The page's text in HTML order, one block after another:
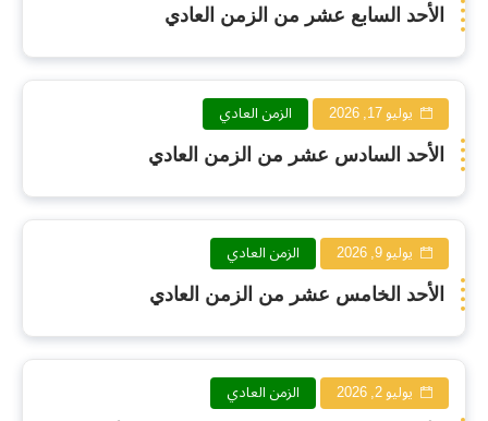
الأحد السابع عشر من الزمن العادي
يوليو 17, 2026 الزمن العادي
الأحد السادس عشر من الزمن العادي
يوليو 9, 2026 الزمن العادي
الأحد الخامس عشر من الزمن العادي
يوليو 2, 2026 الزمن العادي